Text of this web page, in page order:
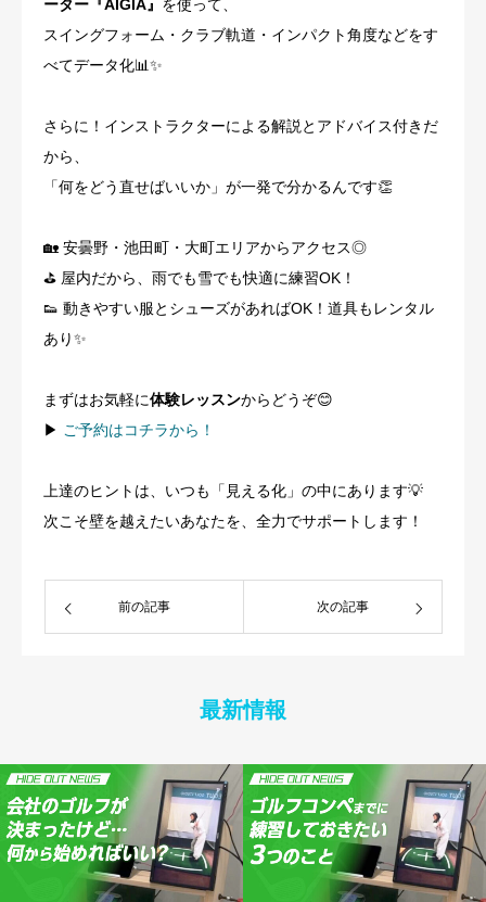
ーター『AIGIA』 を使って、
スイングフォーム・クラブ軌道・インパクト角度などをす
べてデータ化📊✨
さらに！インストラクターによる解説とアドバイス付きだ
から、
「何をどう直せばいいか」が一発で分かるんです👏
🏡 安曇野・池田町・大町エリアからアクセス◎
⛳ 屋内だから、雨でも雪でも快適に練習OK！
👟 動きやすい服とシューズがあればOK！道具もレンタル
あり✨
まずはお気軽に体験レッスンからどうぞ😊
▶ ご予約はコチラから！
上達のヒントは、いつも「見える化」の中にあります💡
次こそ壁を越えたいあなたを、全力でサポートします！
前の記事 次の記事
最新情報